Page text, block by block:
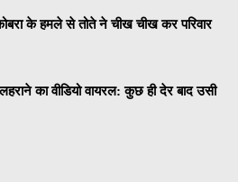
कोबरा के हमले से तोते ने चीख चीख कर परिवार
का वीडियो वायरल: कुछ ही देर बाद उसी